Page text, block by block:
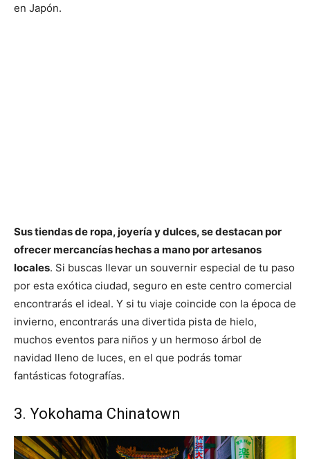
en Japón.
Sus tiendas de ropa, joyería y dulces, se destacan por
ofrecer mercancías hechas a mano por artesanos
locales. Si buscas llevar un souvernir especial de tu paso
por esta exótica ciudad, seguro en este centro comercial
encontrarás el ideal. Y si tu viaje coincide con la época de
invierno, encontrarás una divertida pista de hielo,
muchos eventos para niños y un hermoso árbol de
navidad lleno de luces, en el que podrás tomar
fantásticas fotografías.
3. Yokohama Chinatown